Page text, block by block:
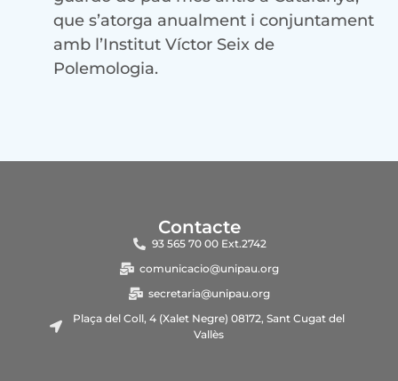
que s’atorga anualment i conjuntament
amb l’Institut Víctor Seix de
Polemologia.
Contacte
93 565 70 00 Ext.2742
comunicacio@unipau.org
secretaria@unipau.org
Plaça del Coll, 4 (Xalet Negre) 08172, Sant Cugat del
Vallès